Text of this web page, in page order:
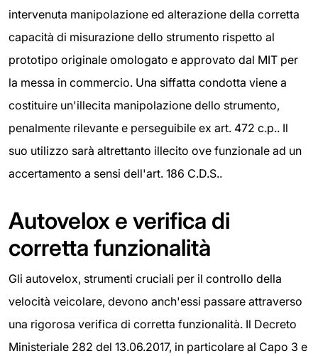
intervenuta manipolazione ed alterazione della corretta
capacità di misurazione dello strumento rispetto al
prototipo originale omologato e approvato dal MIT per
la messa in commercio. Una siffatta condotta viene a
costituire un'illecita manipolazione dello strumento,
penalmente rilevante e perseguibile ex art. 472 c.p.. Il
suo utilizzo sarà altrettanto illecito ove funzionale ad un
accertamento a sensi dell'art. 186 C.D.S..
Autovelox e verifica di
corretta funzionalità
Gli autovelox, strumenti cruciali per il controllo della
velocità veicolare, devono anch'essi passare attraverso
una rigorosa verifica di corretta funzionalità. Il Decreto
Ministeriale 282 del 13.06.2017, in particolare al Capo 3 e